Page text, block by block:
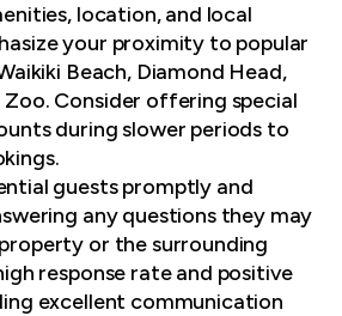
location, and local
your proximity to popular
Beach, Diamond Head,
Consider offering special
during slower periods to
guests promptly and
any questions they may
or the surrounding
response rate and positive
excellent communication